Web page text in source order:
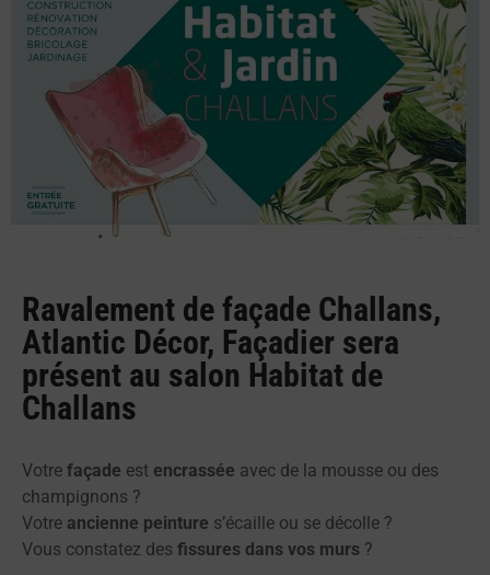
Ravalement de façade Challans,
Atlantic Décor, Façadier sera
présent au salon Habitat de
Challans
Votre façade est encrassée avec de la mousse ou des
champignons ?
Votre ancienne peinture s’écaille ou se décolle ?
Vous constatez des fissures dans vos murs ?